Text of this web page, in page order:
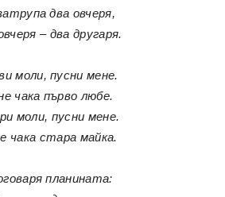
два овчеря,
– два другаря.
моли, пусни мене.
чака първо любе.
моли, пусни мене.
чака стара майка.
планината: